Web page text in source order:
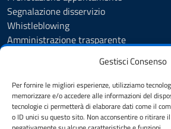
Gestisci Consenso
Per fornire le migliori esperienze, utilizziamo
memorizzare e/o accedere alle informazioni del
tecnologie ci permetterà di elaborare dati come il
o ID unici su questo sito. Non acconsentire o ritirare
Segnalazione disservizio
Whistleblowing
Amministrazione trasparente
Albo Pretorio
Cookie Policy
Informativa privacy
Dichiarazione di accessibilità